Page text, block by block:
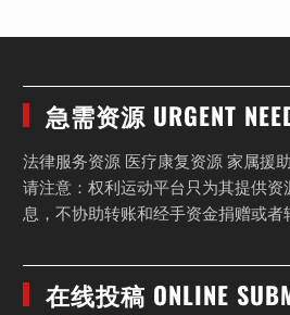
急需资源 URGENT
法律服务资源 医疗康复资源 家属援
请注意：权利运动平台只为其提供
息，不协助转账和经手资金捐赠或者
在线投稿 ONLINE